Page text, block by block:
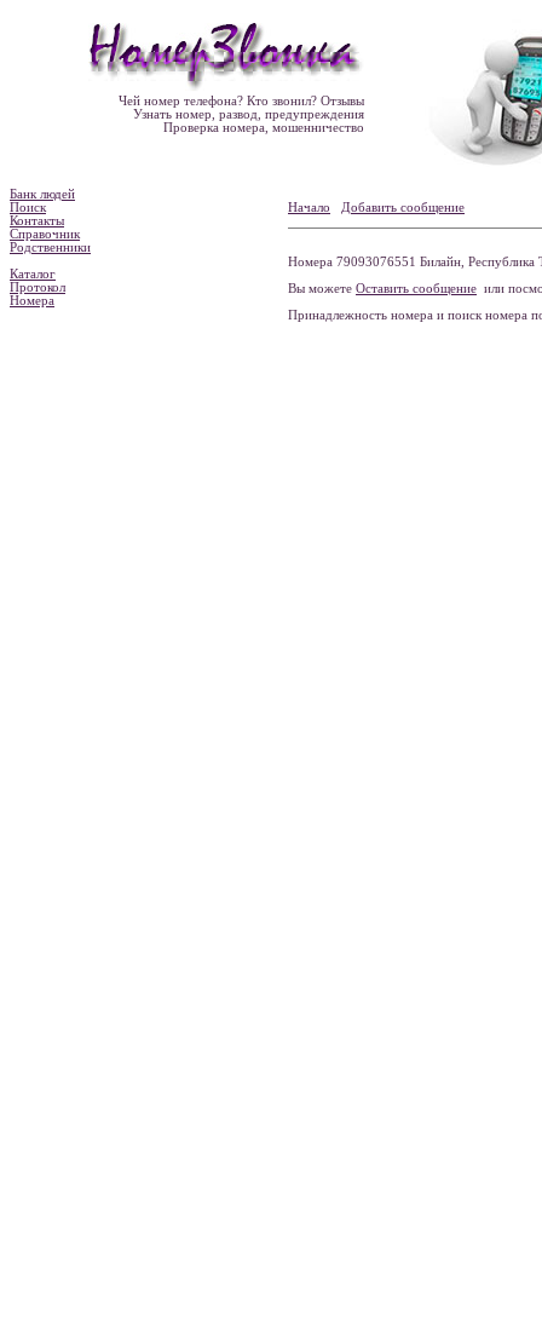
Чей номер телефона? Кто звонил? Отзывы
Узнать номер, развод, предупреждения
Проверка номера, мошенничество
Банк людей
Поиск
Контакты
Справочник
Родственники
Каталог
Протокол
Номера
Начало Добавить сообщение
Номера 79093076551 Билайн, Республика
Вы можете Оставить сообщение или
Принадлежность номера и поиск номера